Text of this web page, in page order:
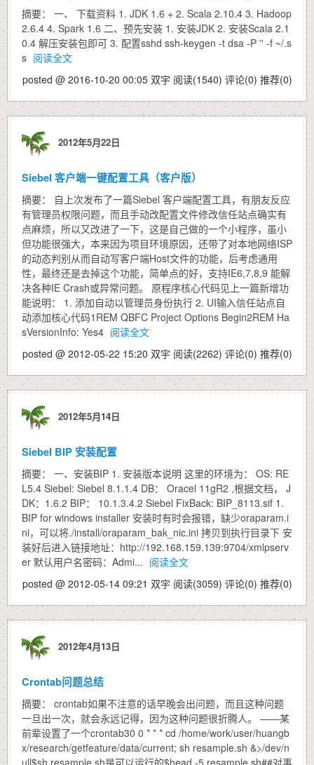
摘要： 一、 下载资料 1. JDK 1.6 + 2. Scala 2.10.4 3. Hadoop
2.6.4 4. Spark 1.6 二、预先安装 1. 安装JDK 2. 安装Scala 2.1
0.4 解压安装包即可 3. 配置sshd ssh-keygen -t dsa -P '' -f ~/.s
s 阅读全文
posted @ 2016-10-20 00:05 双宇 阅读(1540) 评论(0) 推荐(0)
2012年5月22日
Siebel 客户端一键配置工具（客户版）
摘要： 自上次发布了一篇Siebel 客户端配置工具，有朋友反应
有管理员权限问题，而且手动改配置文件修改信任站点确实有
点麻烦，所以又改进了一下，这是自己做的一个小程序，虽小
但功能很强大，本来因为项目环境原因，还带了对本地网络ISP
的动态判别从而自动写客户端Host文件的功能，后考虑通用
性，最终还是去掉这个功能，简单点的好，支持IE6,7,8,9 能解
决各种IE Crash或异常问题。 原程序核心代码见上一篇新增功
能说明： 1. 添加自动以管理员身份执行 2. UI输入信任站点自
动添加核心代码1REM QBFC Project Options Begin2REM Ha
sVersionInfo: Yes4 阅读全文
posted @ 2012-05-22 15:20 双宇 阅读(2262) 评论(0) 推荐(0)
2012年5月14日
Siebel BIP 安装配置
摘要： 一、安装BIP 1. 安装版本说明 这里的环境为： OS: RE
L5.4 Siebel: Siebel 8.1.1.4 DB： Oracel 11gR2 ,根据文档， J
DK：1.6.2 BIP： 10.1.3.4.2 Siebel FixBack: BIP_8113.sif 1.
BIP for windows installer 安装时有时会报错，缺少oraparam.i
ni，可以将./install/oraparam_bak_nic.ini 拷贝到执行目录下 安
装好后进入链接地址：http://192.168.159.139:9704/xmlpserv
er 默认用户名密码：Admi... 阅读全文
posted @ 2012-05-14 09:21 双宇 阅读(3059) 评论(0) 推荐(0)
2012年4月13日
Crontab问题总结
摘要： crontab如果不注意的话早晚会出问题，而且这种问题
一旦出一次，就会永远记得，因为这种问题很折腾人。 ——某
前辈设置了一个crontab30 0 * * * cd /home/work/user/huangb
x/research/getfeature/data/current; sh resample.sh &>/dev/n
ull$sh resample.sh是可以运行的$head -5 resample.sh##对事